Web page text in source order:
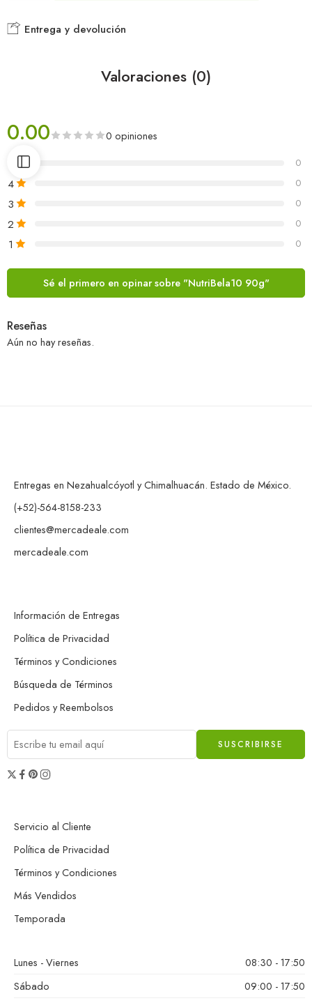
Entrega y devolución
Valoraciones (0)
0.00 0 opiniones
0
4 0
3 0
2 0
1 0
Sé el primero en opinar sobre "NutriBela10 90g"
Reseñas
Aún no hay reseñas.
Entregas en Nezahualcóyotl y Chimalhuacán. Estado de México.
(+52)-564-8158-233
clientes@mercadeale.com
mercadeale.com
Información de Entregas
Política de Privacidad
Términos y Condiciones
Búsqueda de Términos
Pedidos y Reembolsos
Servicio al Cliente
Política de Privacidad
Términos y Condiciones
Más Vendidos
Temporada
Lunes - Viernes
08:30 - 17:50
Sábado
09:00 - 17:50